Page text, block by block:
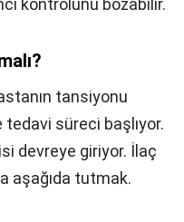
kontrolünü bozabilir.
tansiyonu
süreci başlıyor.
devreye giriyor. İlaç
aşağıda tutmak.